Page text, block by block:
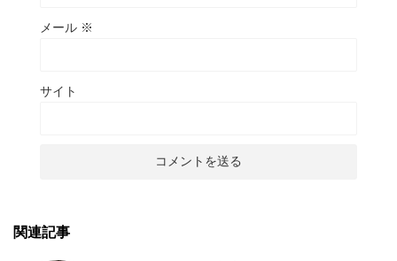
メール ※
サイト
関連記事